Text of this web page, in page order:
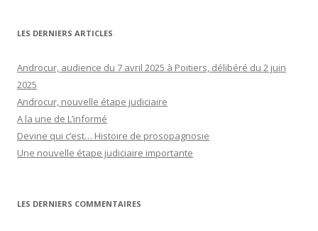
LES DERNIERS ARTICLES
Androcur, audience du 7 avril 2025 à Poitiers, délibéré du 2 juin
2025
Androcur, nouvelle étape judiciaire
A la une de L’informé
Devine qui c’est… Histoire de prosopagnosie
Une nouvelle étape judiciaire importante
LES DERNIERS COMMENTAIRES